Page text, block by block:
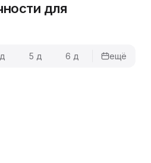
для
5 д 6 д ещё